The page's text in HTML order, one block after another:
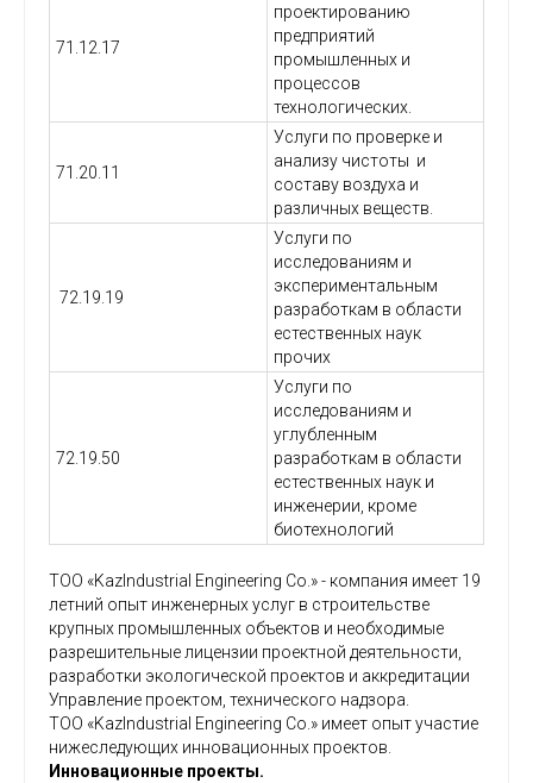
71.12.17
проектированию
предприятий
промышленных и
процессов
технологических.
71.20.11
Услуги по проверке и
анализу чистоты и
составу воздуха и
различных веществ.
72.19.19
Услуги по
исследованиям и
экспериментальным
разработкам в области
естественных наук
прочих
72.19.50
Услуги по
исследованиям и
углубленным
разработкам в области
естественных наук и
инженерии, кроме
биотехнологий
ТОО «KazIndustrial Engineering Co.» - компания имеет 19
летний опыт инженерных услуг в строительстве
крупных промышленных объектов и необходимые
разрешительные лицензии проектной деятельности,
разработки экологической проектов и аккредитации
Управление проектом, технического надзора.
ТОО «KazIndustrial Engineering Co.» имеет опыт участие
нижеследующих инновационных проектов.
Инновационные проекты.